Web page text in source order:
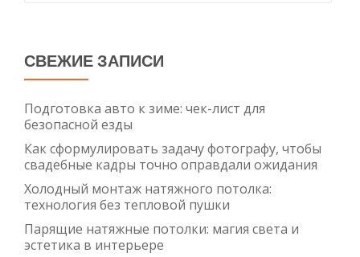
СВЕЖИЕ ЗАПИСИ
Подготовка авто к зиме: чек-лист для
безопасной езды
Как сформулировать задачу фотографу, чтобы
свадебные кадры точно оправдали ожидания
Холодный монтаж натяжного потолка:
технология без тепловой пушки
Парящие натяжные потолки: магия света и
эстетика в интерьере